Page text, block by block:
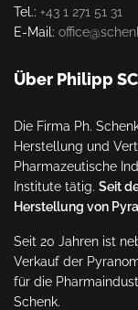
Tel.: +43 1 271 51 31
E-Mail:
Über Philipp
Die Firma Ph.
Herstellung und
Pharmazeutische
Institute tätig. Seit
Herstellung von
Seit 20 Jahren ist
Verkauf der
für die
Schenk.